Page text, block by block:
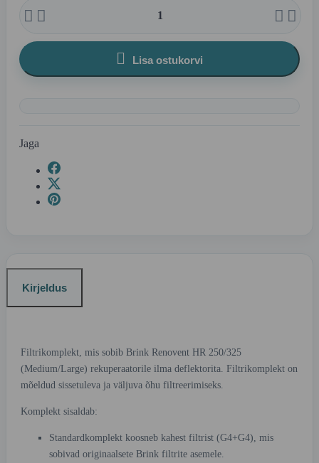
   
 Lisa ostukorvi
Jaga
Kirjeldus
Filtrikomplekt, mis sobib Brink Renovent HR 250/325
(Medium/Large) rekuperaatorile ilma deflektorita. Filtrikomplekt on
mõeldud sissetuleva ja väljuva õhu filtreerimiseks.
Komplekt sisaldab:
Standardkomplekt koosneb kahest filtrist (G4+G4), mis
sobivad originaalsete Brink filtrite asemele.